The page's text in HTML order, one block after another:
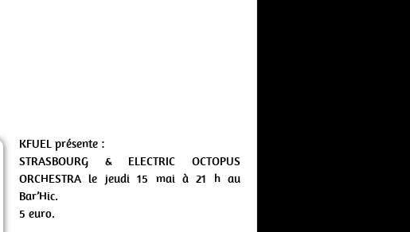
KFUEL présente :
STRASBOURG & ELECTRIC OCTOPUS
ORCHESTRA le jeudi 15 mai à 21 h au
Bar’Hic.
5 euro.